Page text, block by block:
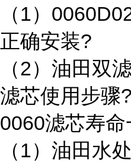
（1）
正确安装?
（2）油田双
滤芯使用步骤?
0060滤芯寿
（1）油田水